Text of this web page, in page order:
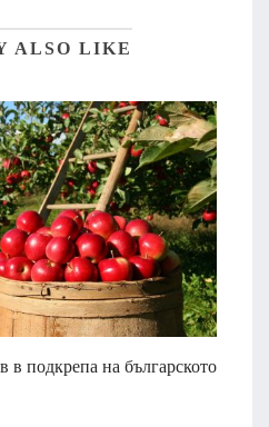
ALSO LIKE
подкрепа на българското